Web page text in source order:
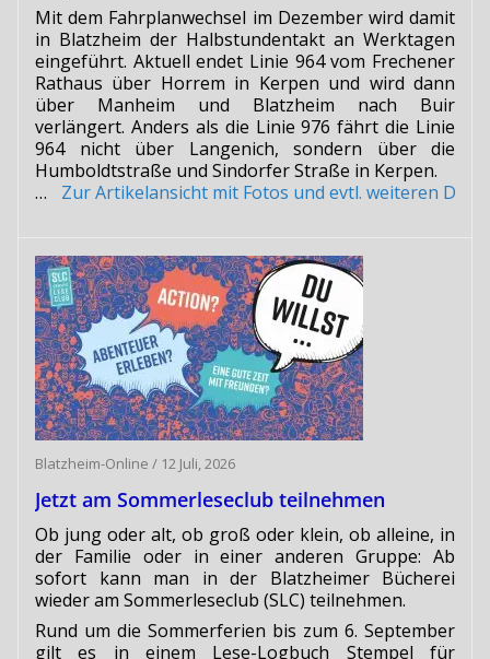
Mit dem Fahrplanwechsel im Dezember wird damit
in Blatzheim der Halbstundentakt an Werktagen
eingeführt. Aktuell endet Linie 964 vom Frechener
Rathaus über Horrem in Kerpen und wird dann
über Manheim und Blatzheim nach Buir
verlängert. Anders als die Linie 976 fährt die Linie
964 nicht über Langenich, sondern über die
Humboldtstraße und Sindorfer Straße in Kerpen.
…Zur Artikelansicht mit Fotos und evtl. weiteren
Blatzheim-Online / 12 Juli, 2026
Jetzt am Sommerleseclub teilnehmen
Ob jung oder alt, ob groß oder klein, ob alleine, in
der Familie oder in einer anderen Gruppe: Ab
sofort kann man in der Blatzheimer Bücherei
wieder am Sommerleseclub (SLC) teilnehmen.
Rund um die Sommerferien bis zum 6. September
gilt es in einem Lese-Logbuch Stempel für